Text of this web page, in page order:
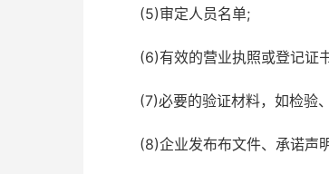
(5)审定人员名单;
(6)有效的营业执照或登记证书
(7)必要的验证材料，如检验
(8)企业发布布文件、承诺声